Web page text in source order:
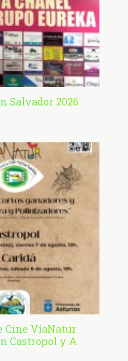
Salvador 2026
Cine VíaNatur
Castropol y A